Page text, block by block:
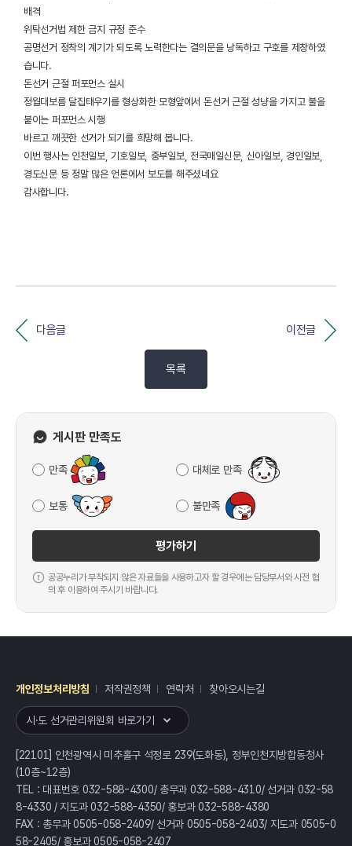
배격
위탁선거법 제한 금지 규정 준수
공명선거 정착의 계기가 되도록 노력한다는 결의문을 낭독하고 구호를 제창하였
습니다.
돈선거 근절 퍼포먼스 실시
정월대보름 달집태우기를 형상화한 모형앞에서 돈선거 근절 성냥을 가지고 불을
붙이는 퍼포먼스 시행
바르고 깨끗한 선거가 되기를 희망해 봅니다.
이번 행사는 인천일보, 기호일보, 중부일보, 전국매일신문, 신아일보, 경인일보,
경도신문 등 정말 많은 언론에서 보도를 해주셨네요
감사합니다.
다음글 이전글
목록
게시판 만족도
만족 대체로 만족
보통 불만족
평가하기
공공누리가 부착되지 않은 자료들을 사용하고자 할 경우에는 담당부서와 사전 협
의 후 이용하여 주시기 바랍니다.
개인정보처리방침 저작권정책 연락처 찾아오시는길
시·도 선거관리위원회 바로가기
[22101] 인천광역시 미추홀구 석정로 239(도화동), 정부인천지방합동청사
(10층~12층)
TEL : 대표번호 032-588-4300/ 총무과 032-588-4310/ 선거과 032-58
8-4330 / 지도과 032-588-4350/ 홍보과 032-588-4380
FAX : 총무과 0505-058-2409/ 선거과 0505-058-2403/ 지도과 0505-0
58-2405/ 홍보과 0505-058-2407